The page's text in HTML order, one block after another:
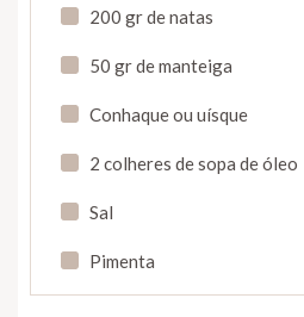
200 gr de natas
50 gr de manteiga
Conhaque ou uísque
2 colheres de sopa de óleo
Sal
Pimenta